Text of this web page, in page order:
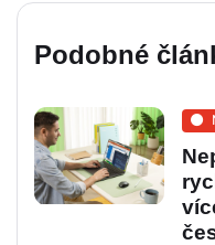
Podobné